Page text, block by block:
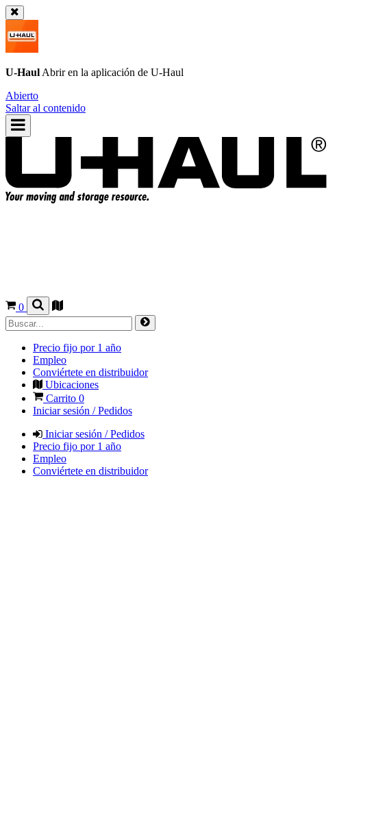
U-Haul Abrir en la aplicación de U-Haul
Abierto
Saltar al contenido
0
Precio fijo por 1 año
Empleo
Conviértete en distribuidor
Ubicaciones
Carrito 0
Iniciar sesión / Pedidos
Iniciar sesión / Pedidos
Precio fijo por 1 año
Empleo
Conviértete en distribuidor